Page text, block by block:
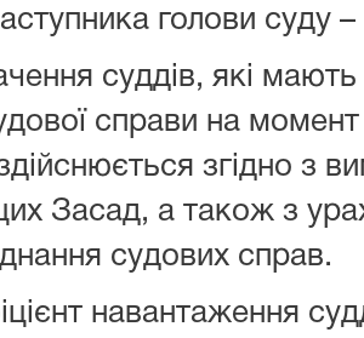
голови суду –
суддів, які
справи на
згідно з
Засад, а також з
судових справ.
навантаження